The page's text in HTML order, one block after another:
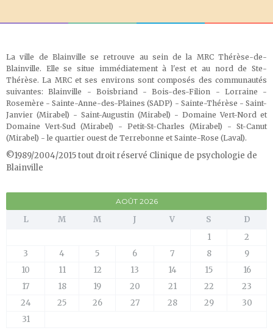
La ville de Blainville se retrouve au sein de la MRC Thérèse-de-
Blainville. Elle se situe immédiatement à l'est et au nord de Ste-
Thérèse. La MRC et ses environs sont composés des communautés
suivantes: Blainville - Boisbriand - Bois-des-Filion - Lorraine -
Rosemère - Sainte-Anne-des-Plaines (SADP) - Sainte-Thérèse - Saint-
Janvier (Mirabel) - Saint-Augustin (Mirabel) - Domaine Vert-Nord et
Domaine Vert-Sud (Mirabel) - Petit-St-Charles (Mirabel) - St-Canut
(Mirabel) - le quartier ouest de Terrebonne et Sainte-Rose (Laval).
©1989/2004/2015 tout droit réservé Clinique de psychologie de
Blainville
AOÛT 2026
L M M J V S
D
1
2
3
4 5 6 7 8
9
10
11 12 13 14 15
16
17
18 19 20 21 22
23
24
25 26 27 28 29
30
31